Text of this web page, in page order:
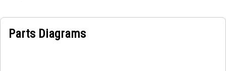
Parts Diagrams